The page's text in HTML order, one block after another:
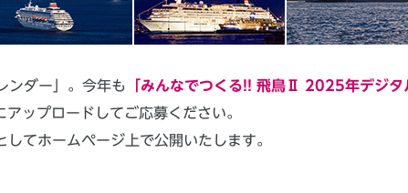
ンダー」。今年も 「みんなでつくる!! 飛鳥Ⅱ 2025年デジタ
ップロードしてご応募ください。
してホームページ上で公開いたします。